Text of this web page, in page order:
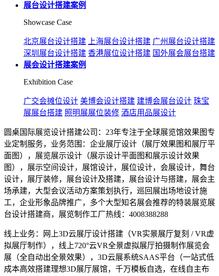
展台设计搭建案例
Showcase Case
北京展台设计搭建 上海展台设计搭建 广州展台设计搭建
深圳展台设计搭建 香港展位设计搭建 国外展会展台搭建
展会设计搭建案例
Exhibition Case
广交会摊位设计 美博会设计搭建 建博会展台设计 珠宝
展展台搭建 照明展展位装修 酒店用品展设计
圆桌国际展览设计搭建公司：23年专注于全球展览馆效果图专
业定制服务，业务范围：企业展厅设计（展厅效果图和展厅平
面图），展览展示设计（展示设计平面图和展示设计效果
图），展示空间设计，展馆设计，展位设计，会展设计，舞台
设计，展厅装修，展台设计及搭建，展台设计与搭建，展会主
场承建，大型会议活动方案策划执行，巡回展出场地设计施
工，企业形象品牌推广，多个大型知名展会推荐的特装展览展
台设计搭建商，展览制作工厂热线：4008388288
线上业务：网上3D云展厅设计搭建（VR实景展厅复刻 / VR虚
拟展厅制作），线上720°云VR全景虚拟展厅拍摄制作展览会
展（全自动出全景效果），3D云展系统SAAS平台（一站式低
成本高效搭建理想3D展厅展馆，千万模板自选，在线自主布